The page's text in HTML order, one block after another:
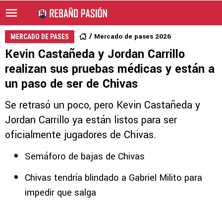
MERCADO DE PASES Mercado de pases 2026
Kevin Castañeda y Jordan Carrillo
realizan sus pruebas médicas y están a
un paso de ser de Chivas
Se retrasó un poco, pero Kevin Castañeda y
Jordan Carrillo ya están listos para ser
oficialmente jugadores de Chivas.
Semáforo de bajas de Chivas
Chivas tendría blindado a Gabriel Milito para
impedir que salga